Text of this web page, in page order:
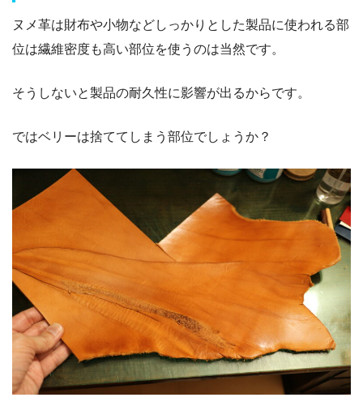
ヌメ革は財布や小物などしっかりとした製品に使われる部
位は繊維密度も高い部位を使うのは当然です。
そうしないと製品の耐久性に影響が出るからです。
ではベリーは捨ててしまう部位でしょうか？